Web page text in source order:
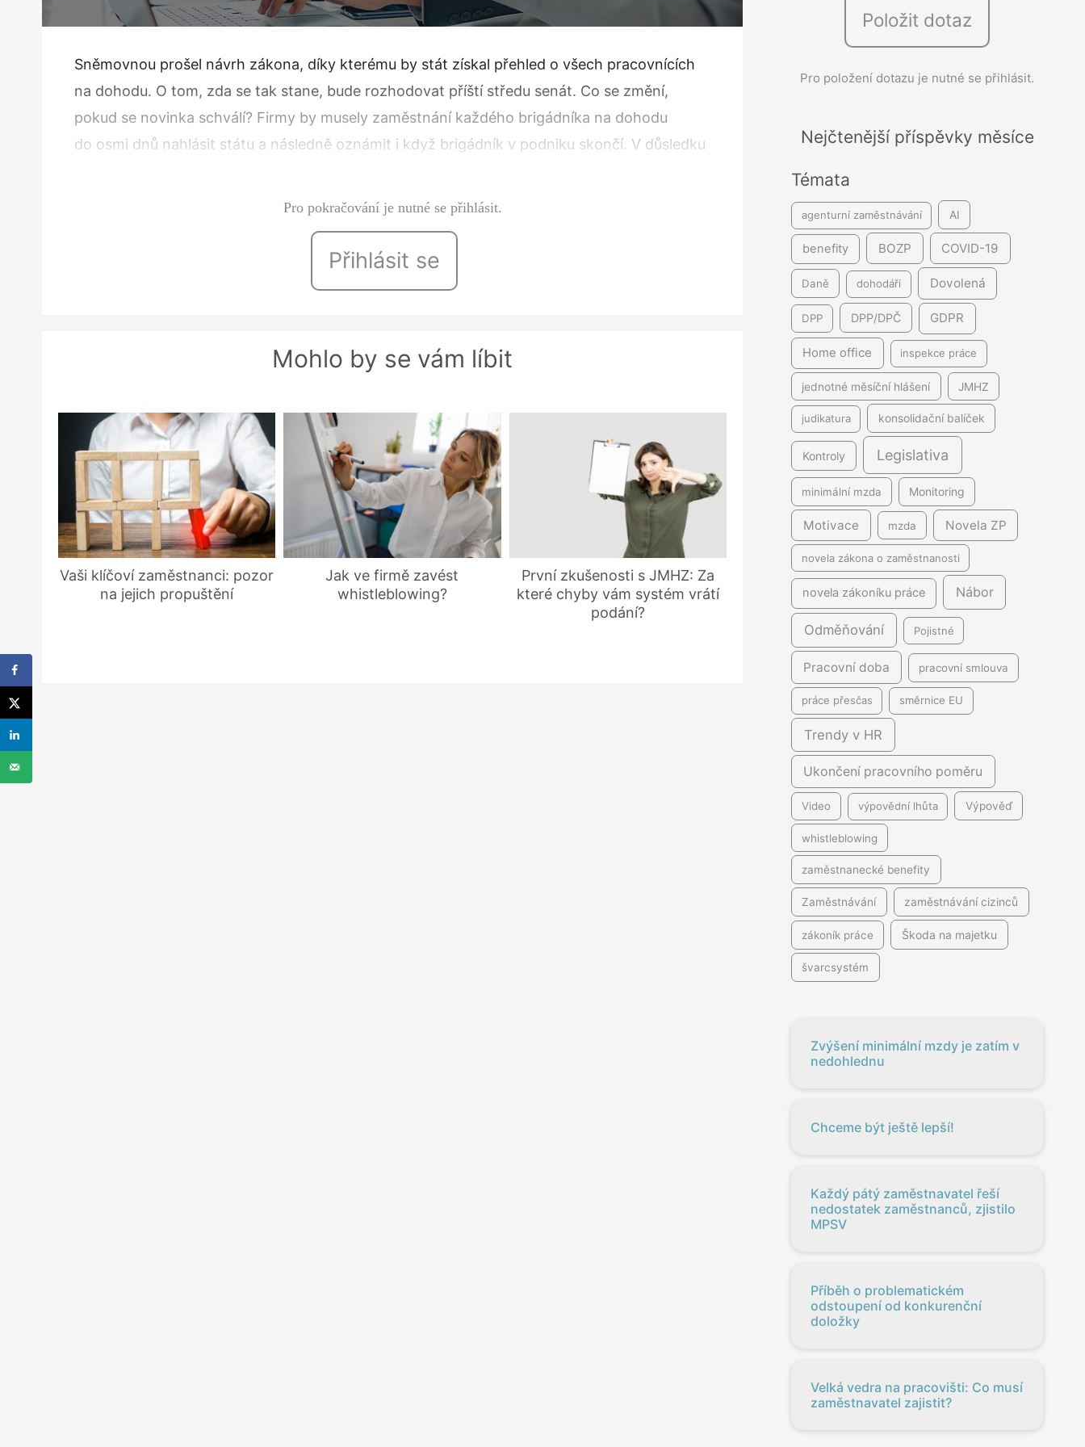
Sněmovnou prošel návrh zákona, díky kterému by stát získal přehled o všech pracovnících
na dohodu. O tom, zda se tak stane, bude rozhodovat příští středu senát. Co se změní,
pokud se novinka schválí? Firmy by musely zaměstnání každého brigádníka na dohodu
do osmi dnů nahlásit státu a následně oznámit i když brigádník v podniku skončí. V důsledku
Pro pokračování je nutné se přihlásit.
Přihlásit se
Mohlo by se vám líbit
Vaši klíčoví zaměstnanci: pozor
na jejich propuštění
Jak ve firmě zavést
whistleblowing?
První zkušenosti s JMHZ: Za
které chyby vám systém vrátí
podání?
Položit dotaz
Pro položení dotazu je nutné se přihlásit.
Nejčtenější příspěvky měsíce
Témata
agenturní zaměstnávání AI
benefity BOZP COVID-19
Daně dohodáři Dovolená
DPP DPP/DPČ GDPR
Home office inspekce práce
jednotné měsíční hlášení JMHZ
judikatura konsolidační balíček
Kontroly Legislativa
minimální mzda Monitoring
Motivace mzda Novela ZP
novela zákona o zaměstnanosti
novela zákoníku práce Nábor
Odměňování Pojistné
Pracovní doba pracovní smlouva
práce přesčas směrnice EU
Trendy v HR
Ukončení pracovního poměru
Video výpovědní lhůta Výpověď
whistleblowing
zaměstnanecké benefity
Zaměstnávání zaměstnávání cizinců
zákoník práce Škoda na majetku
švarcsystém
Zvýšení minimální mzdy je zatím v
nedohlednu
Chceme být ještě lepší!
Každý pátý zaměstnavatel řeší
nedostatek zaměstnanců, zjistilo
MPSV
Příběh o problematickém
odstoupení od konkurenční
doložky
Velká vedra na pracovišti: Co musí
zaměstnavatel zajistit?